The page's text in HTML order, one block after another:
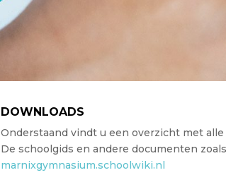
DOWNLOADS
Onderstaand vindt u een overzicht met
De schoolgids en andere documenten
marnixgymnasium.schoolwiki.nl